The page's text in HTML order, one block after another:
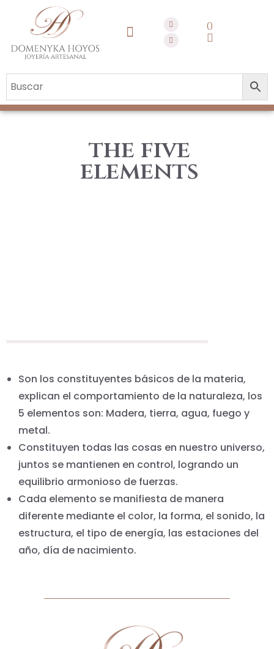
the five
elements
Son los constituyentes básicos de la materia,
explican el comportamiento de la naturaleza, los
5 elementos son: Madera, tierra, agua, fuego y
metal.
Constituyen todas las cosas en nuestro universo,
juntos se mantienen en control, logrando un
equilibrio armonioso de fuerzas.
Cada elemento se manifiesta de manera
diferente mediante el color, la forma, el sonido, la
estructura, el tipo de energía, las estaciones del
año, día de nacimiento.